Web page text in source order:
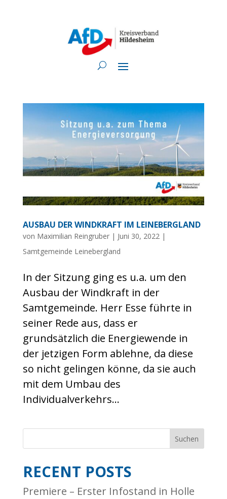
AUSBAU DER WINDKRAFT IM LEINEBERGLAND
von Maximilian Reingruber| Juni 30, 2022|
Samtgemeinde Leinebergland
In der Sitzung ging es u.a. um den
Ausbau der Windkraft in der
Samtgemeinde. Herr Esse führte in
seiner Rede aus, dass er
grundsätzlich die Energiewende in
der jetzigen Form ablehne, da diese
so nicht gelingen könne, da sie auch
mit dem Umbau des
Individualverkehrs...
Suchen
RECENT POSTS
Premiere – Erster Infostand in Holle